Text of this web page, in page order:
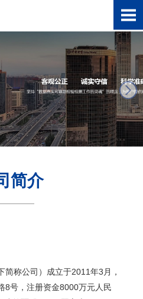
next
简介
简称公司）成立于2011年3月，
8号，注册资金8000万元人民